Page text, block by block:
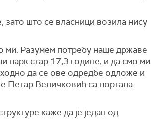
зато што се власници возила нису
ми. Разумем потребу наше државе
парк стар 17,3 године, и да смо ми
да се ове одредбе одложе и
Петар Величковић са портала
каже да је један од